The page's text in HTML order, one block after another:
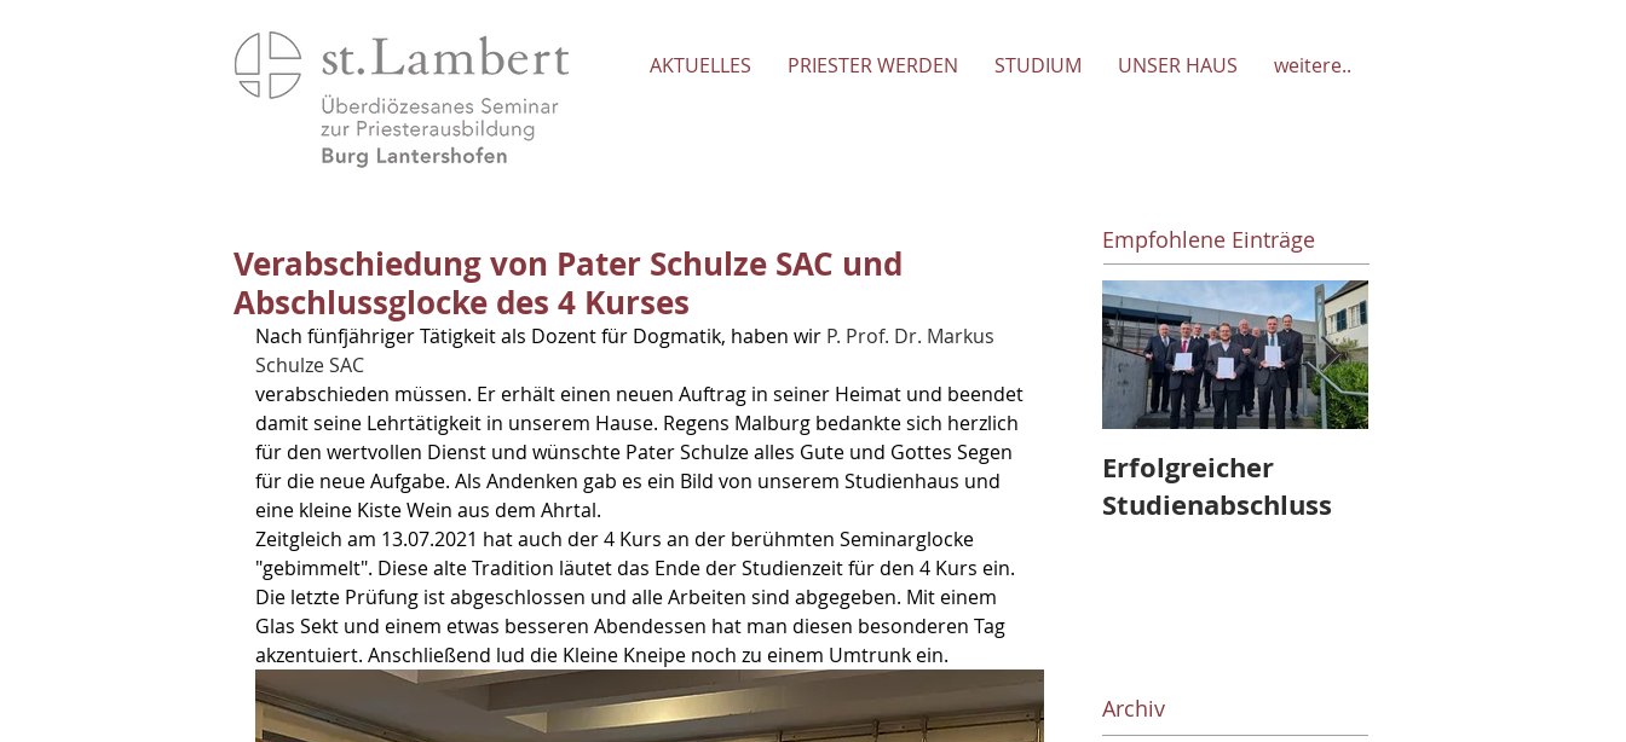
AKTUELLES PRIESTER WERDEN STUDIUM UNSER HAUS weitere..
Verabschiedung von Pater Schulze SAC und
Abschlussglocke des 4 Kurses
Nach fünfjähriger Tätigkeit als Dozent für Dogmatik, haben wir P. Prof. Dr. Markus
Schulze SAC
verabschieden müssen. Er erhält einen neuen Auftrag in seiner Heimat und beendet
damit seine Lehrtätigkeit in unserem Hause. Regens Malburg bedankte sich herzlich
für den wertvollen Dienst und wünschte Pater Schulze alles Gute und Gottes Segen
für die neue Aufgabe. Als Andenken gab es ein Bild von unserem Studienhaus und
eine kleine Kiste Wein aus dem Ahrtal.
Zeitgleich am 13.07.2021 hat auch der 4 Kurs an der berühmten Seminarglocke
"gebimmelt". Diese alte Tradition läutet das Ende der Studienzeit für den 4 Kurs ein.
Die letzte Prüfung ist abgeschlossen und alle Arbeiten sind abgegeben. Mit einem
Glas Sekt und einem etwas besseren Abendessen hat man diesen besonderen Tag
akzentuiert. Anschließend lud die Kleine Kneipe noch zu einem Umtrunk ein.
Empfohlene Einträge
Erfolgreicher
Studienabschluss
Archiv